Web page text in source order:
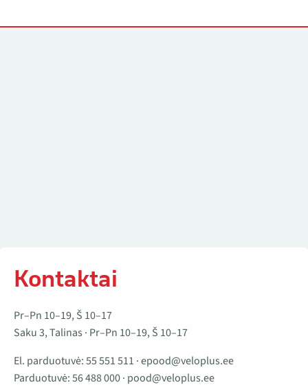
Kontaktai
Pr–Pn 10–19, Š 10–17
Saku 3, Talinas · Pr–Pn 10–19, Š 10–17
El. parduotuvė:55 551 511 ·epood@veloplus.ee
Parduotuvė:56 488 000· pood@veloplus.ee